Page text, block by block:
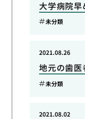
大学病院早
未分類
地元の歯
2021.08.26
未分類
2021.08.02